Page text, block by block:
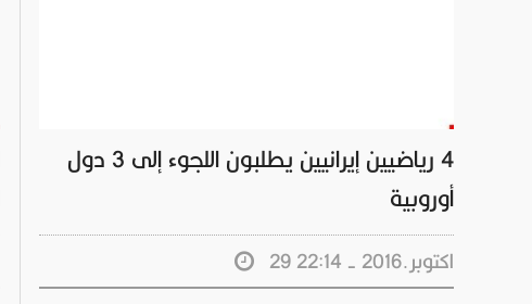
4 رياضيين إيرانيين يطلبون اللجوء إلى 3 دول
أوروبية
29 اكتوبر.2016 - 22:14